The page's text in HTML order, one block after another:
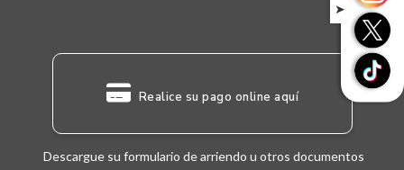
Realice su pago online aquí
Descargue su formulario de arriendo u otros documentos
➤